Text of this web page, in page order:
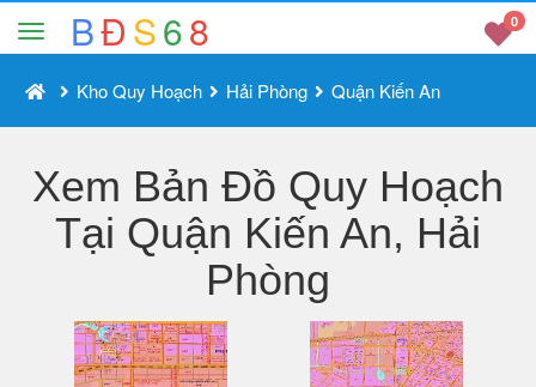
BĐS68 0
Kho Quy Hoạch Hải Phòng Quận Kiến An
Xem Bản Đồ Quy Hoạch
Tại Quận Kiến An, Hải
Phòng